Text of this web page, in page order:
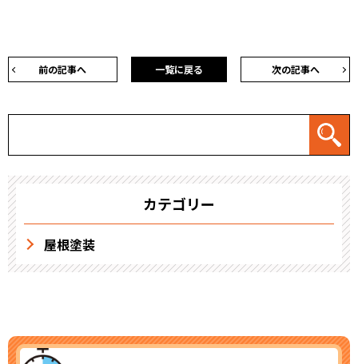
前の記事へ 次の記事へ
一覧に戻る
カテゴリー
屋根塗装